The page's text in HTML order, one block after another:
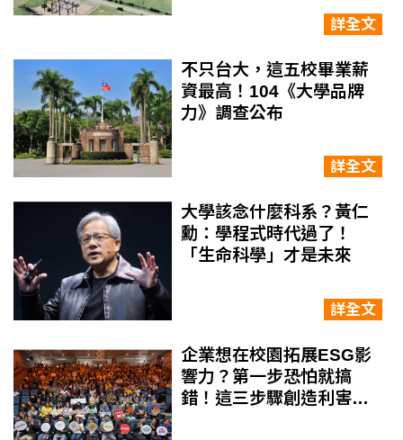
詳全文
不只台大，這五校畢業薪
資最高！104《大學品牌
力》調查公布
詳全文
大學該念什麼科系？黃仁
勳：學程式時代過了！
「生命科學」才是未來
詳全文
企業想在校園拓展ESG影
響力？第一步恐怕就搞
錯！這三步驟創造利害關